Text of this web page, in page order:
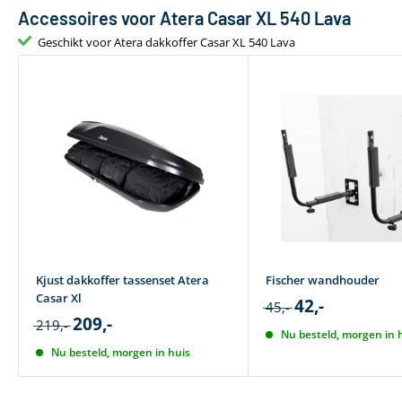
Fysieke eigenschappen
Gewicht (kg)
Hoogte (cm) dakkoffer
Buitenmaat (CM)
Binnenmaat (CM)
Klepspeling (cm)
Inhoud (L)
Opening dakkoffer
Accessoires voor Atera Casar XL 540 Lava
Geschikt voor Atera dakkoffer Casar XL 540 Lava
Kjust dakkoffer tassenset Atera
Casar Xl
219,- 209,-
Nu besteld, morgen in huis
Fischer wandhouder
45,- 42,-
Nu besteld, morgen in